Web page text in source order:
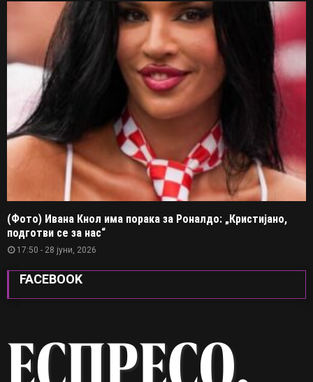
(Фото) Ивана Кнол има порака за Роналдо: „Кристијано,
подготви се за нас“
17:50 - 28 јуни, 2026
FACEBOOK